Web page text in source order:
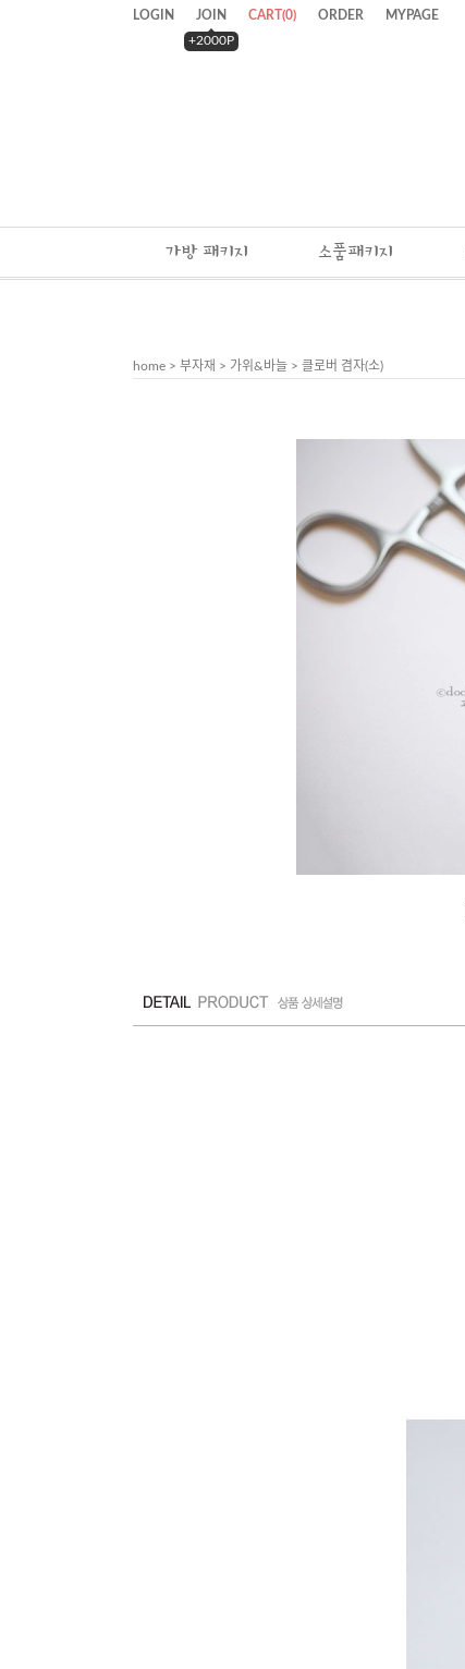
LOGIN
JOIN
+2000P
CART(0) ORDER MYPAGE
가방 패키지 소품패키지
home > 부자재 > 가위&바늘 > 클로버 겸자(소)